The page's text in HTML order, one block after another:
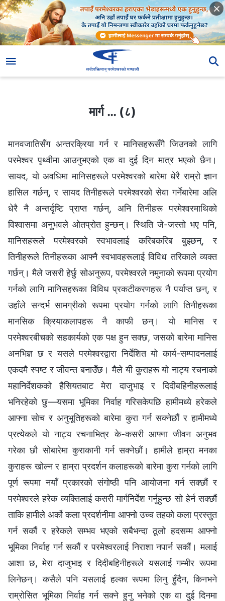
मार्ग … (८)
मानवजातिसँग अन्तरक्रिया गर्न र मानिसहरूसँगै जिउनको लागि
परमेश्‍वर पृथ्वीमा आउनुभएको एक वा दुई दिन मात्र भएको छैन।
सायद, यो अवधिमा मानिसहरूले परमेश्‍वरको बारेमा धेरै राम्रो ज्ञान
हासिल गर्छन्, र सायद तिनीहरूले परमेश्‍वरको सेवा गर्नेबारेमा अलि
धेरै नै अन्तर्दृष्टि प्राप्त गर्छन्, अनि तिनीहरू परमेश्‍वरमाथिको
विश्‍वासमा अनुभवले ओतप्रोत हुन्छन्। स्थिति जे-जस्तो भए पनि,
मानिसहरूले परमेश्‍वरको स्वभावलाई करिबकरिब बुझ्छन्, र
तिनीहरूले तिनीहरूका आफ्नै स्वभावहरूलाई विविध तरिकाले व्यक्त
गर्छन्। मैले जसरी हेर्छु सोअनुरूप, परमेश्‍वरले नमुनाको रूपमा प्रयोग
गर्नको लागि मानिसहरूका विविध प्रकटीकरणहरू नै पर्याप्त छन्, र
उहाँले सन्दर्भ सामग्रीको रूपमा प्रयोग गर्नको लागि तिनीहरूका
मानसिक क्रियाकलापहरू नै काफी छन्। यो मानिस र
परमेश्‍वरबीचको सहकार्यको एक पक्ष हुन सक्छ, जसको बारेमा मानिस
अनभिज्ञ छ र यसले परमेश्‍वरद्वारा निर्देशित यो कार्य-सम्पादनलाई
एकदमै स्पष्ट र जीवन्त बनाउँछ। मैले यी कुराहरू यो नाट्य रचनाको
महानिर्देशकको हैसियतबाट मेरा दाजुभाइ र दिदीबहिनीहरूलाई
भनिरहेको छु—यसमा भूमिका निर्वाह गरिसकेपछि हामीमध्ये हरेकले
आफ्ना सोच र अनुभूतिहरूको बारेमा कुरा गर्न सक्नेछौं र हामीमध्ये
प्रत्येकले यो नाट्य रचनाभित्र के-कसरी आफ्ना जीवन अनुभव
गरेका छौ सोबारेमा कुराकानी गर्न सक्नेछौं। हामीले हाम्रा मनका
कुराहरू खोल्न र हाम्रा प्रदर्शन कलाहरूको बारेमा कुरा गर्नको लागि
पूर्ण रूपमा नयाँ प्रकारको संगोष्ठी पनि आयोजना गर्न सक्छौं र
परमेश्‍वरले हरेक व्यक्तिलाई कसरी मार्गनिर्देश गर्नुहुन्छ सो हेर्न सक्छौं
ताकि हामीले अर्को कला प्रदर्शनीमा आफ्नो उच्च तहको कला प्रस्तुत
गर्न सकौं र हरेकले सम्भव भएको सबैभन्दा ठूलो हदसम्म आफ्नो
भूमिका निर्वाह गर्न सकौं र परमेश्‍वरलाई निराशा नपार्न सकौं। मलाई
आशा छ, मेरा दाजुभाइ र दिदीबहिनीहरूले यसलाई गम्भीर रूपमा
लिनेछन्। कसैले पनि यसलाई हल्का रूपमा लिनु हुँदैन, किनभने
राम्रोसित भूमिका निर्वाह गर्न सक्ने हुनु भनेको एक वा दुई दिनमा